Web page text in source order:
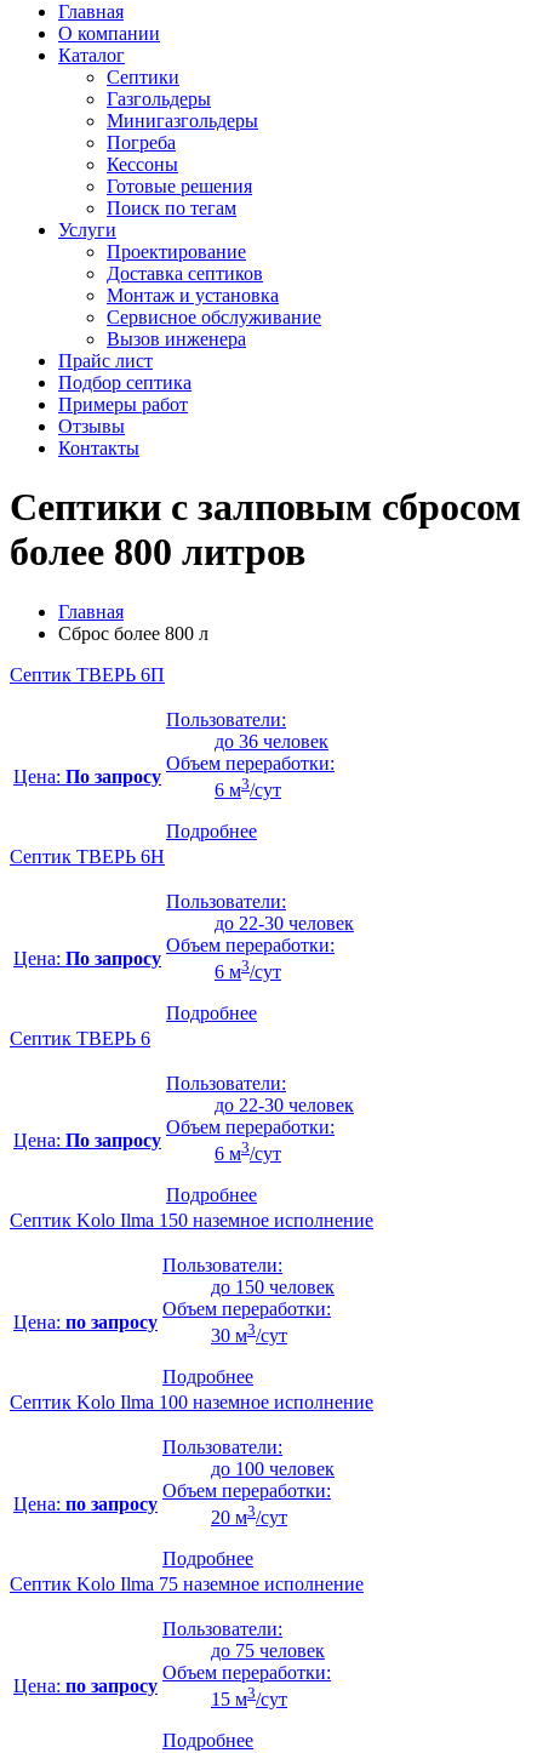
Главная
О компании
Каталог
Септики
Газгольдеры
Минигазгольдеры
Погреба
Кессоны
Готовые решения
Поиск по тегам
Услуги
Проектирование
Доставка септиков
Монтаж и установка
Сервисное обслуживание
Вызов инженера
Прайс лист
Подбор септика
Примеры работ
Отзывы
Контакты
Септики с залповым сбросом
более 800 литров
Главная
Сброс более 800 л
Септик ТВЕРЬ 6П
Цена: По запросу
Пользователи:
до 36 человек
Объем переработки:
6 м3/сут
Подробнее
Септик ТВЕРЬ 6Н
Цена: По запросу
Пользователи:
до 22-30 человек
Объем переработки:
6 м3/сут
Подробнее
Септик ТВЕРЬ 6
Цена: По запросу
Пользователи:
до 22-30 человек
Объем переработки:
6 м3/сут
Подробнее
Септик Kolo Ilma 150 наземное исполнение
Цена: по запросу
Пользователи:
до 150 человек
Объем переработки:
30 м3/сут
Подробнее
Септик Kolo Ilma 100 наземное исполнение
Цена: по запросу
Пользователи:
до 100 человек
Объем переработки:
20 м3/сут
Подробнее
Септик Kolo Ilma 75 наземное исполнение
Цена: по запросу
Пользователи:
до 75 человек
Объем переработки:
15 м3/сут
Подробнее